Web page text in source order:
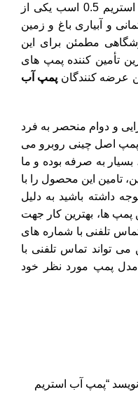
خرید پمپ آب SDB60 یعنی پمپ استریم 0.5 اسب یکی از
و آبیاری باغ و زمین
مطمئن برای این
تأمین کننده پمپ های
عرضه کنندگان پمپ آب
و دوام منحصر به فرد
پمپ اصل چینی روبرو می
به صرفه بوده و ما
تامین این محصول را با
داشته باشید به دلیل
پمپ ها، بهترین کار جهت
تلفنی با شماره های
تواند تماس تلفنی با
مدل پمپ مورد نظر خود
“پمپ آب استریم